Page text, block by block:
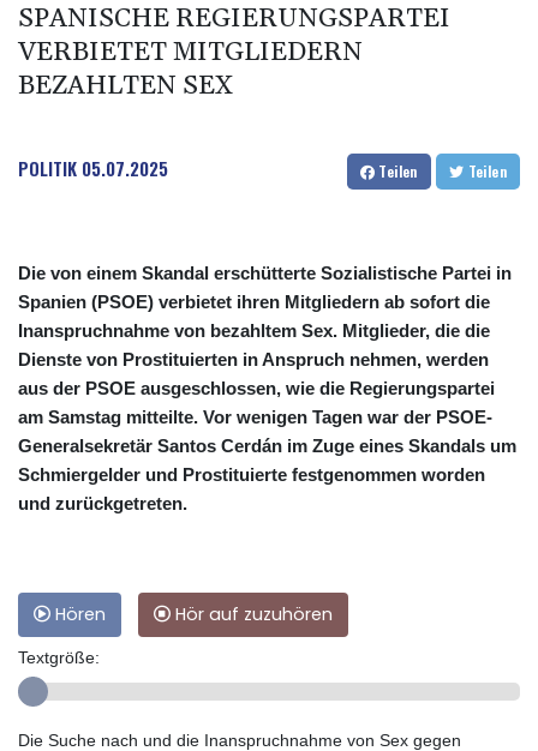
SPANISCHE REGIERUNGSPARTEI
VERBIETET MITGLIEDERN
BEZAHLTEN SEX
POLITIK 05.07.2025 Teilen Teilen
Die von einem Skandal erschütterte Sozialistische Partei in
Spanien (PSOE) verbietet ihren Mitgliedern ab sofort die
Inanspruchnahme von bezahltem Sex. Mitglieder, die die
Dienste von Prostituierten in Anspruch nehmen, werden
aus der PSOE ausgeschlossen, wie die Regierungspartei
am Samstag mitteilte. Vor wenigen Tagen war der PSOE-
Generalsekretär Santos Cerdán im Zuge eines Skandals um
Schmiergelder und Prostituierte festgenommen worden
und zurückgetreten.
Hören Hör auf zuzuhören
Textgröße:
Die Suche nach und die Inanspruchnahme von Sex gegen